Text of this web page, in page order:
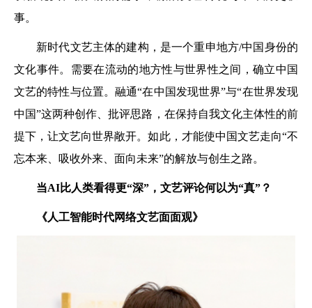
事。
新时代文艺主体的建构，是一个重申地方/中国身份的
文化事件。需要在流动的地方性与世界性之间，确立中国
文艺的特性与位置。融通“在中国发现世界”与“在世界发现
中国”这两种创作、批评思路，在保持自我文化主体性的前
提下，让文艺向世界敞开。如此，才能使中国文艺走向“不
忘本来、吸收外来、面向未来”的解放与创生之路。
当AI比人类看得更“深”， 文艺评论何以为“真”？
《人工智能时代网络文艺面面观》